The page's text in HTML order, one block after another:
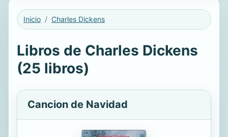
Inicio Charles Dickens
Libros de Charles Dickens
(25 libros)
Cancion de Navidad